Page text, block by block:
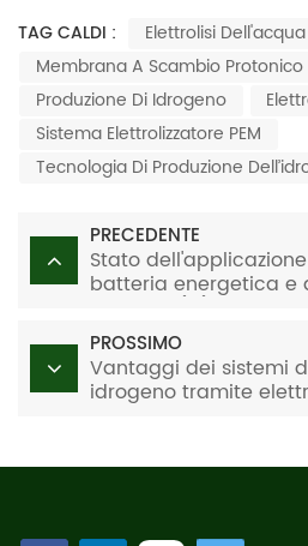
TAG CALDI :
Elettrolisi Dell'acqua
Membrana A Scambio Protonico
Produzione Di Idrogeno
Sistema Elettrolizzatore PEM
Tecnologia Di Produzione
PRECEDENTE
Stato
batteria energetica e
PROSSIMO
Vantaggi dei sistemi
idrogeno tramite